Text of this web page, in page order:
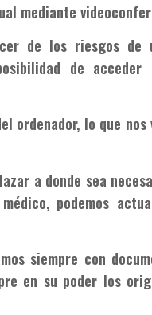
mediante
de los riesgos de
de
ordenador, lo que
a donde sea
podemos
siempre con
en su poder los